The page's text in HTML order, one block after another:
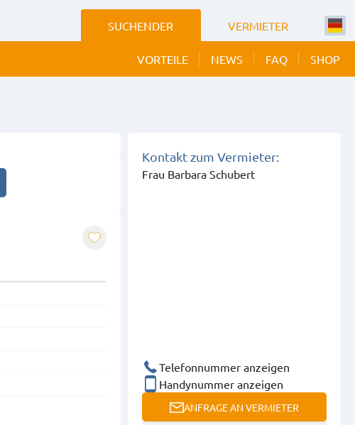
SUCHENDER VERMIETER
VORTEILE NEWS FAQ SHOP
Kontakt zum Vermieter:
Frau Barbara Schubert
Telefonnummer anzeigen
Handynummer anzeigen
ANFRAGE AN VERMIETER